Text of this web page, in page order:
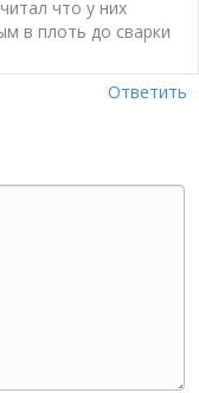
что у них
в плоть до сварки
Ответить